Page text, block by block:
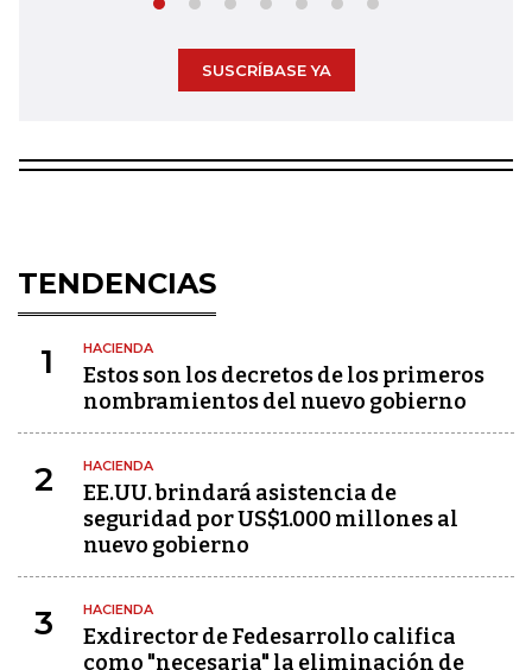
SUSCRÍBASE YA
TENDENCIAS
1 HACIENDA
Estos son los decretos de los primeros
nombramientos del nuevo gobierno
2 HACIENDA
EE.UU. brindará asistencia de
seguridad por US$1.000 millones al
nuevo gobierno
3 HACIENDA
Exdirector de Fedesarrollo califica
como "necesaria" la eliminación de